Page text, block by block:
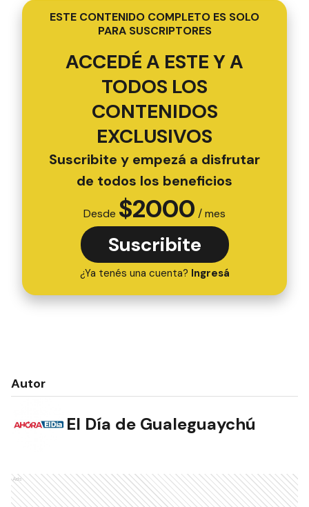
ESTE CONTENIDO COMPLETO ES SOLO
PARA SUSCRIPTORES
ACCEDÉ A ESTE Y A
TODOS LOS
CONTENIDOS
EXCLUSIVOS
Suscribite y empezá a disfrutar
de todos los beneficios
Desde $2000 / mes
Suscribite
¿Ya tenés una cuenta? Ingresá
Autor
El Día de Gualeguaychú
Ads